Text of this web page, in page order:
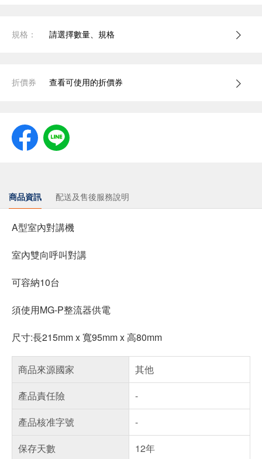
規格： 請選擇數量、規格
折價券 查看可使用的折價券
商品資訊 配送及售後服務說明
A型室內對講機
室內雙向呼叫對講
可容納10台
須使用MG-P整流器供電
尺寸:長215mm x 寬95mm x 高80mm
商品來源國家
其他
產品責任險
-
產品核准字號
-
保存天數
12年